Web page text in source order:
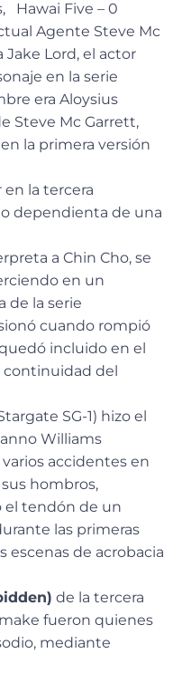
Hawai Five – 0
Agente Steve Mc
Jake Lord, el actor
en la serie
era Aloysius
Steve Mc Garrett,
la primera versión
la tercera
dependienta de una
a Chin Cho, se
en un
de la serie
cuando rompió
incluido en el
continuidad del
SG-1) hizo el
Williams
accidentes en
hombros,
el tendón de un
las primeras
escenas de acrobacia
de la tercera
fueron quienes
mediante